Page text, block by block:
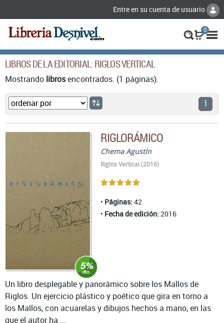
Entre en su cuenta de usuario
0
LIBROS DE LA EDITORIAL: RIGLOS VERTICAL
Mostrando librosencontrados. (1 páginas).
1
RIGLORÁMICO
Chema Agustín
Riglos Vertical (2016)
Páginas: 42
Fecha de edición: 2016
Un libro desplegable y panorámico sobre los Mallos de
Riglos. Un ejercicio plástico y poético que gira en torno a
los Mallos, con acuarelas y dibujos hechos a mano, en las
que el autor ha ...